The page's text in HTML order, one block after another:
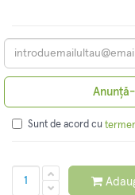
Sunt de acord cu